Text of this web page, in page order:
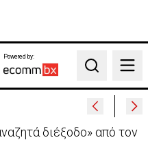
Powered by:
Search
διέξοδο» από τον